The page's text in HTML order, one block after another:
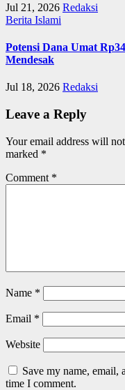
Jul 21, 2026 Redaksi
Berita Islami
Potensi Dana Umat
Mendesak
Jul 18, 2026 Redaksi
Leave a Reply
Your email address will
marked *
Comment *
Name *
Email *
Website
Save my name, email,
time I comment.